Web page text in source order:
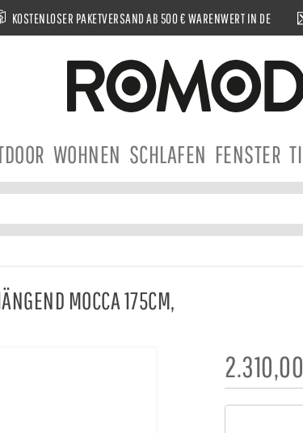
KOSTENLOSER PAKETVERSAND AB 500 € WARENWERT IN DE
WOHNEN SCHLAFEN FENSTER
MOCCA 175CM,
2.310,00